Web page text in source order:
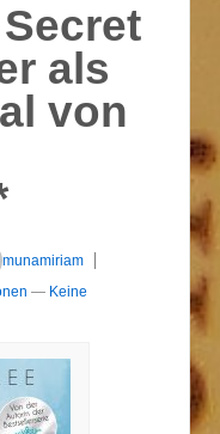
als
von
munamiriam
— Keine